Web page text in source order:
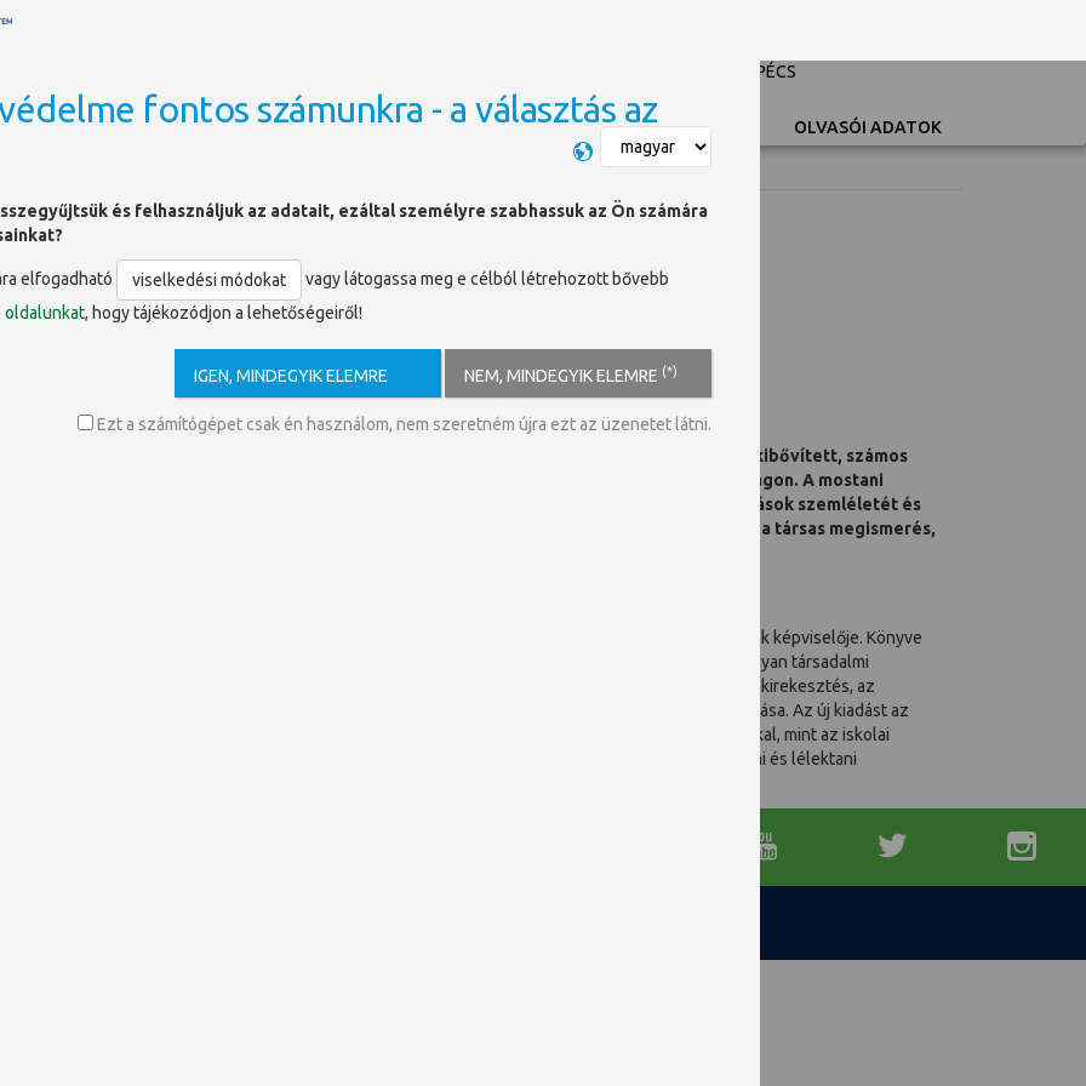
UNIVERSITY OF PÉCS
OLDALTÉRKÉP Switch language OLVASÓI ADATOK
kiadása harminc évvel ezelőtt, 1978-ban jelent meg. Aronson többször átdolgozott és kibővített, számos
messze a legsikeresebb és legnépszerűbb szociálpszichológiai könyvvé vált Magyarországon. A mostani
2008-as, tizedik amerikai kiadás alapján készült, törzsanyagában megőrzi az előző kiadások szemléletét és
évek szociálpszichológiájának számos kutatási eredményét is feldolgozza, elsősorban a társas megismerés,
Leon Festinger követőjeként - ma is elsősorban az amerikai szociálpszichológia kísérleti tradíciójának képviselője. Könyve
a hagyomány is képes a megújulásra, és a kísérletek, illetve a belőlük levonható tanulságok egy sor olyan társadalmi
meg, amely mindannyiunkat foglalkoztat: a konformizmus, az önámítás és önigazolás, az előítélet, a kirekesztés, az
az emberek közötti vonzalom és ellenségesség, a reklám, a tömegkommunikáció és az internet hatása. Az új kiadást az
és izgalmassá, hogy példaanyagában és elemzéseiben részletesen foglalkozik olyan problémákkal, mint az iskolai
diszkrimináció rejtett folyamatai, illetve a szeptember 11-i terrortámadás, és annak politikai, társadalmi és lélektani
fontos számunkra - a választás az
és felhasználjuk az adatait, ezáltal személyre szabhassuk az Ön számára
elfogadható viselkedési módokat
vagy látogassa meg e célból létrehozott bővebb
oldalunkat, hogy tájékozódjon a lehetőségeiről!
IGEN, MINDEGYIK ELEMRE NEM, MINDEGYIK ELEMRE (*)
Ezt a számítógépet csak én használom, nem szeretném újra ezt az üzenetet látni.